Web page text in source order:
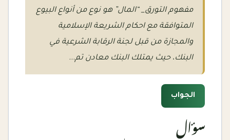
مفهوم التورق_ “المال” هو نوع من أنواع البيوع
المتوافقة مع احكام الشريعة الإسلامية
والمجازة من قبل لجنة الرقابة الشرعية في
البنك، حيث يمتلك البنك معادن تم...
الجواب
سؤال